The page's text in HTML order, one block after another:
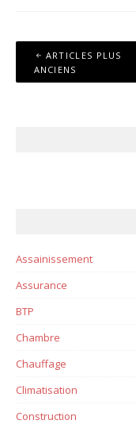
Navigation
des
ARTICLES PLUS
ANCIENS
Assainissement
Assurance
BTP
Chambre
Chauffage
Climatisation
Construction